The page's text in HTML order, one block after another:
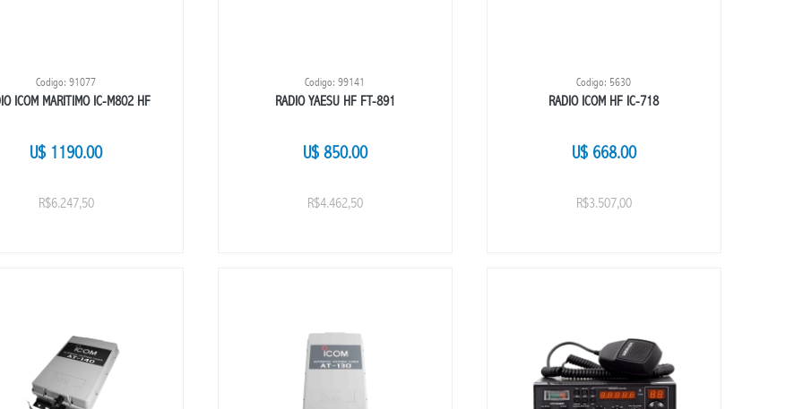
Codigo: 91077
ICOM MARITIMO IC-M802 HF
U$ 1190.00
R$6.247,50
Codigo: 99141
RADIO YAESU HF FT-891
U$ 850.00
R$4.462,50
Codigo: 5630
RADIO ICOM HF IC-718
U$ 668.00
R$3.507,00